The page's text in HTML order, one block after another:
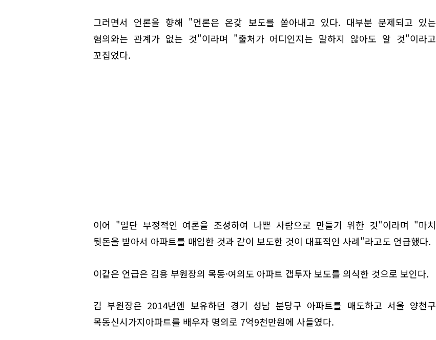
그러면서 언론을 향해 "언론은 온갖 보도를 쏟아내고 있다. 대부분 문제되고 있는
혐의와는 관계가 없는 것"이라며 "출처가 어디인지는 말하지 않아도 알 것"이라고
꼬집었다.
이어 "일단 부정적인 여론을 조성하여 나쁜 사람으로 만들기 위한 것"이라며 "마치
뒷돈을 받아서 아파트를 매입한 것과 같이 보도한 것이 대표적인 사례"라고도 언급했다.
이같은 언급은 김용 부원장의 목동·여의도 아파트 갭투자 보도를 의식한 것으로 보인다.
김 부원장은 2014년엔 보유하던 경기 성남 분당구 아파트를 매도하고 서울 양천구
목동신시가지아파트를 배우자 명의로 7억9천만원에 사들였다.